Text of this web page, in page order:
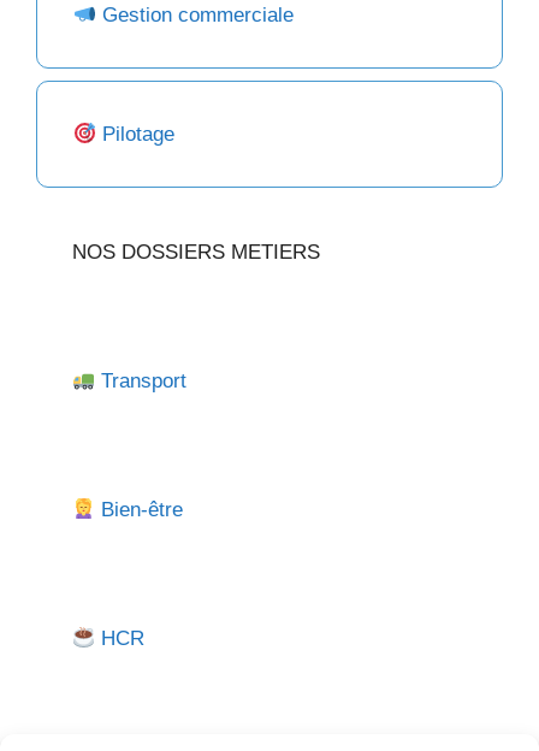
Gestion commerciale
Pilotage
NOS DOSSIERS METIERS
Transport
Bien-être
HCR